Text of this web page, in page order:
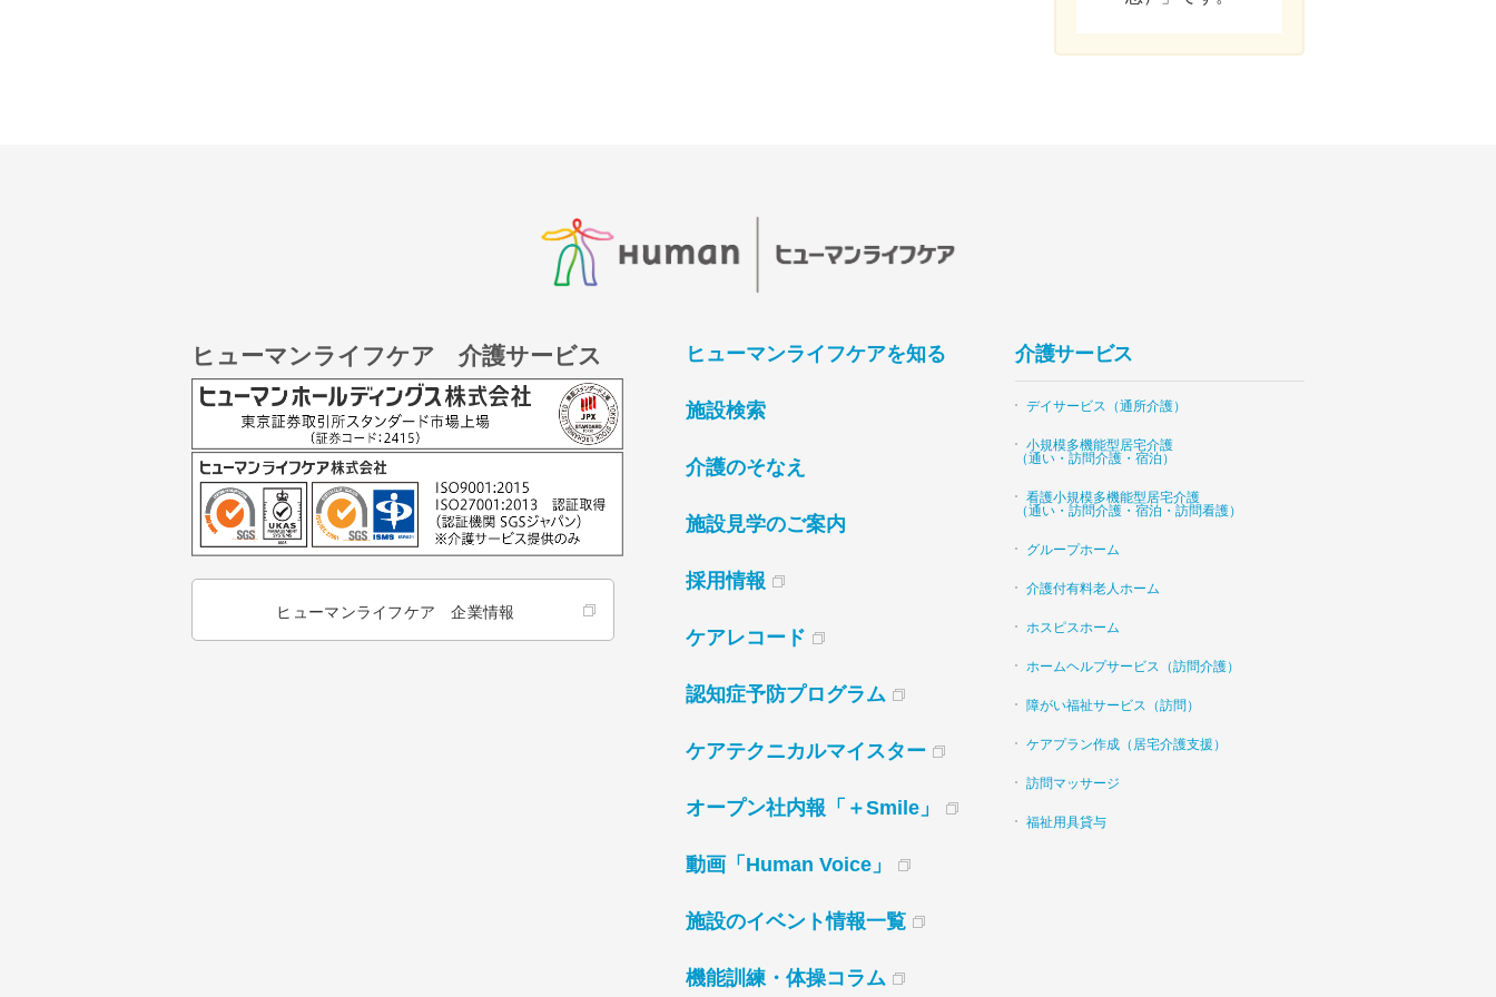
ヒューマンライフケア 介護サービス
ヒューマンライフケア 企業情報
ヒューマンライフケアを知る
施設検索
介護のそなえ
施設見学のご案内
採用情報
ケアレコード
認知症予防プログラム
ケアテクニカルマイスター
オープン社内報「＋Smile」
動画「Human Voice」
施設のイベント情報一覧
機能訓練・体操コラム
介護サービス
デイサービス（通所介護）
小規模多機能型居宅介護
（通い・訪問介護・宿泊）
看護小規模多機能型居宅介護
（通い・訪問介護・宿泊・訪問看護）
グループホーム
介護付有料老人ホーム
ホスピスホーム
ホームヘルプサービス（訪問介護）
障がい福祉サービス（訪問）
ケアプラン作成（居宅介護支援）
訪問マッサージ
福祉用具貸与